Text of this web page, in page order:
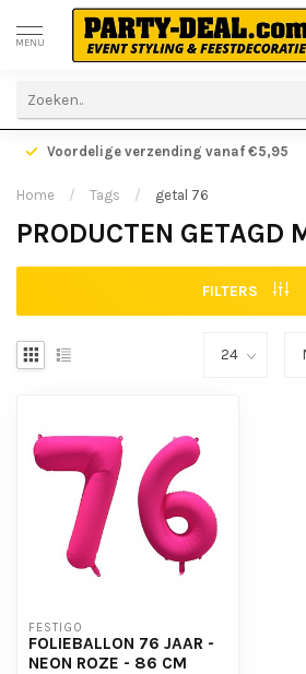
MENU
Voordelige verzending vanaf €5,95
Home / Tags / getal 76
PRODUCTEN GETAGD
FILTERS
FESTIGO
FOLIEBALLON 76 JAAR -
NEON ROZE - 86 CM